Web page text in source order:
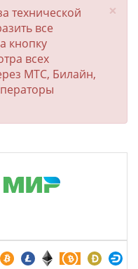
×
технической
все
кнопку
всех
МТС, Билайн,